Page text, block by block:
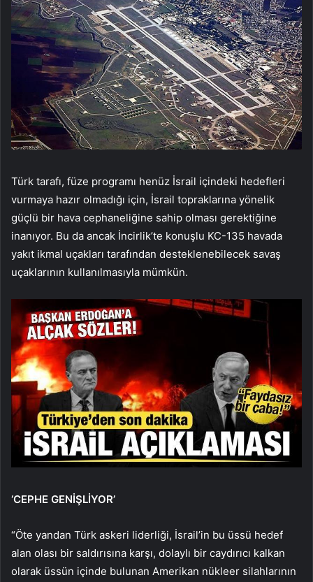
Türk tarafı, füze programı henüz İsrail içindeki hedefleri
vurmaya hazır olmadığı için, İsrail topraklarına yönelik
güçlü bir hava cephaneliğine sahip olması gerektiğine
inanıyor. Bu da ancak İncirlik’te konuşlu KC-135 havada
yakıt ikmal uçakları tarafından desteklenebilecek savaş
uçaklarının kullanılmasıyla mümkün.
‘CEPHE GENİŞLİYOR’
“Öte yandan Türk askeri liderliği, İsrail’in bu üssü hedef
alan olası bir saldırısına karşı, dolaylı bir caydırıcı kalkan
olarak üssün içinde bulunan Amerikan nükleer silahlarının